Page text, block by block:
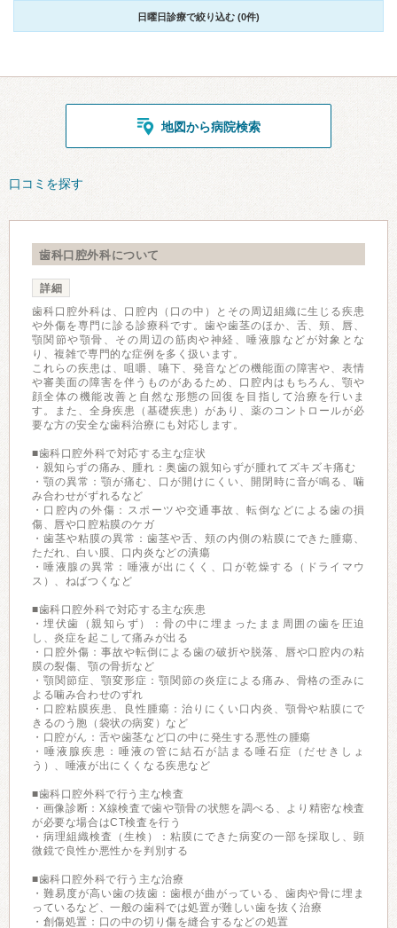
日曜日診療で絞り込む (0件)
地図から病院検索
口コミを探す
歯科口腔外科について
詳細
歯科口腔外科は、口腔内（口の中）とその周辺組織に生じる疾患
や外傷を専門に診る診療科です。歯や歯茎のほか、舌、頬、唇、
顎関節や顎骨、その周辺の筋肉や神経、唾液腺などが対象とな
り、複雑で専門的な症例を多く扱います。
これらの疾患は、咀嚼、嚥下、発音などの機能面の障害や、表情
や審美面の障害を伴うものがあるため、口腔内はもちろん、顎や
顔全体の機能改善と自然な形態の回復を目指して治療を行いま
す。また、全身疾患（基礎疾患）があり、薬のコントロールが必
要な方の安全な歯科治療にも対応します。
■歯科口腔外科で対応する主な症状
・親知らずの痛み、腫れ：奥歯の親知らずが腫れてズキズキ痛む
・顎の異常：顎が痛む、口が開けにくい、開閉時に音が鳴る、噛
み合わせがずれるなど
・口腔内の外傷：スポーツや交通事故、転倒などによる歯の損
傷、唇や口腔粘膜のケガ
・歯茎や粘膜の異常：歯茎や舌、頬の内側の粘膜にできた腫瘍、
ただれ、白い膜、口内炎などの潰瘍
・唾液腺の異常：唾液が出にくく、口が乾燥する（ドライマウ
ス）、ねばつくなど
■歯科口腔外科で対応する主な疾患
・埋伏歯（親知らず）：骨の中に埋まったまま周囲の歯を圧迫
し、炎症を起こして痛みが出る
・口腔外傷：事故や転倒による歯の破折や脱落、唇や口腔内の粘
膜の裂傷、顎の骨折など
・顎関節症、顎変形症：顎関節の炎症による痛み、骨格の歪みに
よる噛み合わせのずれ
・口腔粘膜疾患、良性腫瘍：治りにくい口内炎、顎骨や粘膜にで
きるのう胞（袋状の病変）など
・口腔がん：舌や歯茎など口の中に発生する悪性の腫瘍
・唾液腺疾患：唾液の管に結石が詰まる唾石症（だせきしょ
う）、唾液が出にくくなる疾患など
■歯科口腔外科で行う主な検査
・画像診断：X線検査で歯や顎骨の状態を調べる、より精密な検査
が必要な場合はCT検査を行う
・病理組織検査（生検）：粘膜にできた病変の一部を採取し、顕
微鏡で良性か悪性かを判別する
■歯科口腔外科で行う主な治療
・難易度が高い歯の抜歯：歯根が曲がっている、歯肉や骨に埋ま
っているなど、一般の歯科では処置が難しい歯を抜く治療
・創傷処置：口の中の切り傷を縫合するなどの処置